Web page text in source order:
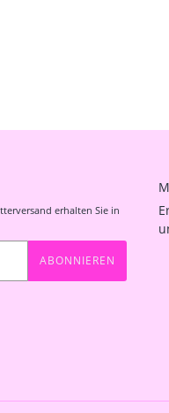
erhalten Sie in
ABONNIEREN